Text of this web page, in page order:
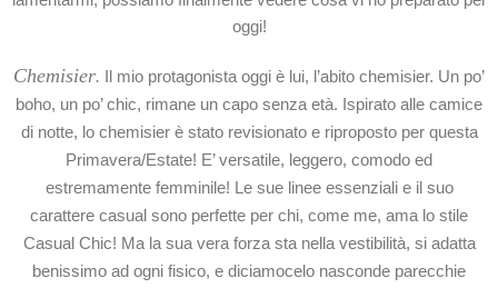
oggi!
Chemisier. Il mio protagonista oggi è lui, l’abito chemisier. Un po’
boho, un po’ chic, rimane un capo senza età. Ispirato alle camice
di notte, lo chemisier è stato revisionato e riproposto per questa
Primavera/Estate! E’ versatile, leggero, comodo ed
estremamente femminile! Le sue linee essenziali e il suo
carattere casual sono perfette per chi, come me, ama lo stile
Casual Chic! Ma la sua vera forza sta nella vestibilità, si adatta
benissimo ad ogni fisico, e diciamocelo nasconde parecchie